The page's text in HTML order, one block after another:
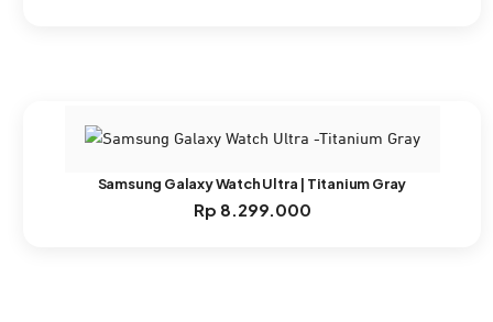
Samsung Galaxy Watch Ultra | Titanium Gray
Rp 8.299.000